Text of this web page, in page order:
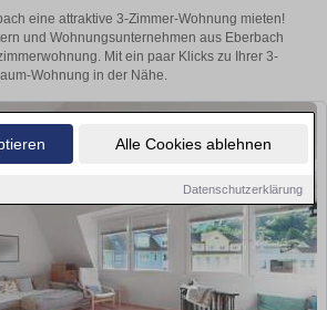
Alle Cookies ablehnen
Datenschutzerklärung
eine attraktive 3-Zimmer-Wohnung mieten!
und Wohnungsunternehmen aus Eberbach
Mit ein paar Klicks zu Ihrer 3-
Wohnung in der Nähe.